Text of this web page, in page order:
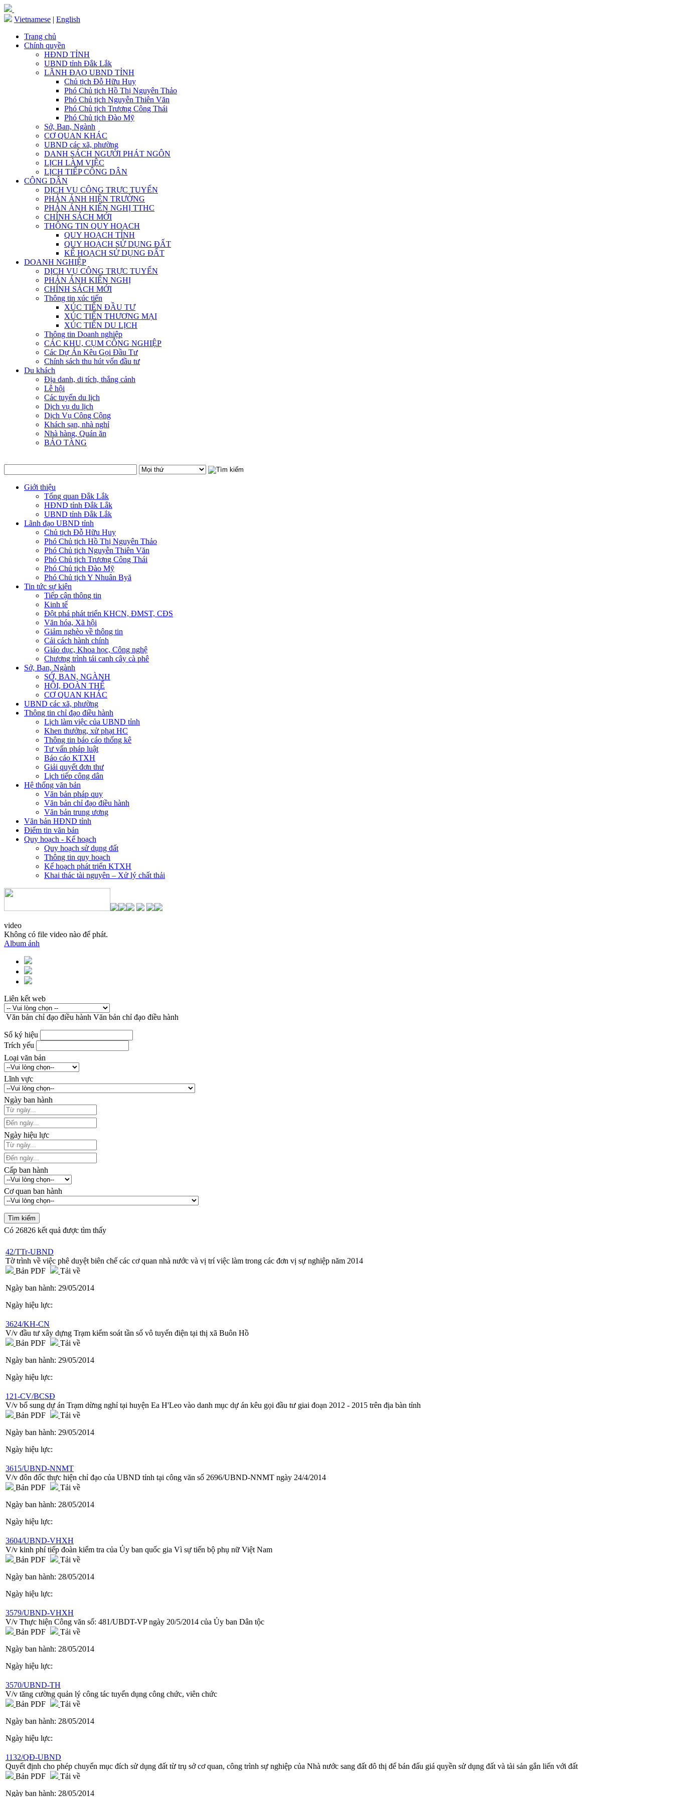
Vietnamese | English
Trang chủ
Chính quyền
HĐND TỈNH
UBND tỉnh Đắk Lắk
LÃNH ĐẠO UBND TỈNH
Chủ tịch Đỗ Hữu Huy
Phó Chủ tịch Hồ Thị Nguyên Thảo
Phó Chủ tịch Nguyễn Thiên Văn
Phó Chủ tịch Trương Công Thái
Phó Chủ tịch Đào Mỹ
Sở, Ban, Ngành
CƠ QUAN KHÁC
UBND các xã, phường
DANH SÁCH NGƯỜI PHÁT NGÔN
LỊCH LÀM VIỆC
LỊCH TIẾP CÔNG DÂN
CÔNG DÂN
DỊCH VỤ CÔNG TRỰC TUYẾN
PHẢN ÁNH HIỆN TRƯỜNG
PHẢN ÁNH KIẾN NGHỊ TTHC
CHÍNH SÁCH MỚI
THÔNG TIN QUY HOẠCH
QUY HOẠCH TỈNH
QUY HOẠCH SỬ DỤNG ĐẤT
KẾ HOẠCH SỬ DỤNG ĐẤT
DOANH NGHIỆP
DỊCH VỤ CÔNG TRỰC TUYẾN
PHẢN ÁNH KIẾN NGHỊ
CHÍNH SÁCH MỚI
Thông tin xúc tiến
XÚC TIẾN ĐẦU TƯ
XÚC TIẾN THƯƠNG MẠI
XÚC TIẾN DU LỊCH
Thông tin Doanh nghiệp
CÁC KHU, CỤM CÔNG NGHIỆP
Các Dự Án Kêu Gọi Đầu Tư
Chính sách thu hút vốn đầu tư
Du khách
Địa danh, di tích, thắng cảnh
Lễ hội
Các tuyến du lịch
Dịch vụ du lịch
Dịch Vụ Công Cộng
Khách sạn, nhà nghỉ
Nhà hàng, Quán ăn
BẢO TÀNG
Giới thiệu
Tổng quan Đắk Lắk
HĐND tỉnh Đắk Lắk
UBND tỉnh Đắk Lắk
Lãnh đạo UBND tỉnh
Chủ tịch Đỗ Hữu Huy
Phó Chủ tịch Hồ Thị Nguyên Thảo
Phó Chủ tịch Nguyễn Thiên Văn
Phó Chủ tịch Trương Công Thái
Phó Chủ tịch Đào Mỹ
Phó Chủ tịch Y Nhuân Byă
Tin tức sự kiện
Tiếp cận thông tin
Kinh tế
Đột phá phát triển KHCN, ĐMST, CĐS
Văn hóa, Xã hội
Giảm nghèo về thông tin
Cải cách hành chính
Giáo dục, Khoa học, Công nghệ
Chương trình tái canh cây cà phê
Sở, Ban, Ngành
SỞ, BAN, NGÀNH
HỘI, ĐOÀN THỂ
CƠ QUAN KHÁC
UBND các xã, phường
Thông tin chỉ đạo điều hành
Lịch làm việc của UBND tỉnh
Khen thưởng, xử phạt HC
Thông tin báo cáo thống kê
Tư vấn pháp luật
Báo cáo KTXH
Giải quyết đơn thư
Lịch tiếp công dân
Hệ thống văn bản
Văn bản pháp quy
Văn bản chỉ đạo điều hành
Văn bản trung ương
Văn bản HĐND tỉnh
Điểm tin văn bản
Quy hoạch - Kế hoạch
Quy hoạch sử dụng đất
Thông tin quy hoạch
Kế hoạch phát triển KTXH
Khai thác tài nguyên – Xử lý chất thải
video
Không có file video nào để phát.
Album ảnh
Liên kết web
Văn bản chỉ đạo điều hành Văn bản chỉ đạo điều hành
Số ký hiệu
Trích yếu
Loại văn bản
Lĩnh vực
Ngày ban hành
Ngày hiệu lực
Cấp ban hành
Cơ quan ban hành
Có 26826 kết quả được tìm thấy
42/TTr-UBND
Tờ trình về việc phê duyệt biên chế các cơ quan nhà nước và vị trí việc làm trong các đơn vị sự nghiệp năm 2014
Bản PDF
Tải về
Ngày ban hành: 29/05/2014
Ngày hiệu lực:
3624/KH-CN
V/v đầu tư xây dựng Trạm kiểm soát tần số vô tuyến điện tại thị xã Buôn Hồ
Bản PDF
Tải về
Ngày ban hành: 29/05/2014
Ngày hiệu lực:
121-CV/BCSĐ
V/v bổ sung dự án Trạm dừng nghỉ tại huyện Ea H'Leo vào danh mục dự án kêu gọi đầu tư giai đoạn 2012 - 2015 trên địa bàn tỉnh
Bản PDF
Tải về
Ngày ban hành: 29/05/2014
Ngày hiệu lực:
3615/UBND-NNMT
V/v đôn đốc thực hiện chỉ đạo của UBND tỉnh tại công văn số 2696/UBND-NNMT ngày 24/4/2014
Bản PDF
Tải về
Ngày ban hành: 28/05/2014
Ngày hiệu lực:
3604/UBND-VHXH
V/v kinh phí tiếp đoàn kiểm tra của Ủy ban quốc gia Vì sự tiến bộ phụ nữ Việt Nam
Bản PDF
Tải về
Ngày ban hành: 28/05/2014
Ngày hiệu lực:
3579/UBND-VHXH
V/v Thực hiện Công văn số: 481/UBDT-VP ngày 20/5/2014 của Ủy ban Dân tộc
Bản PDF
Tải về
Ngày ban hành: 28/05/2014
Ngày hiệu lực:
3570/UBND-TH
V/v tăng cường quản lý công tác tuyển dụng công chức, viên chức
Bản PDF
Tải về
Ngày ban hành: 28/05/2014
Ngày hiệu lực:
1132/QĐ-UBND
Quyết định cho phép chuyển mục đích sử dụng đất từ trụ sở cơ quan, công trình sự nghiệp của Nhà nước sang đất đô thị để bán đấu giá quyền sử dụng đất và tài sản gắn liến với đất
Bản PDF
Tải về
Ngày ban hành: 28/05/2014